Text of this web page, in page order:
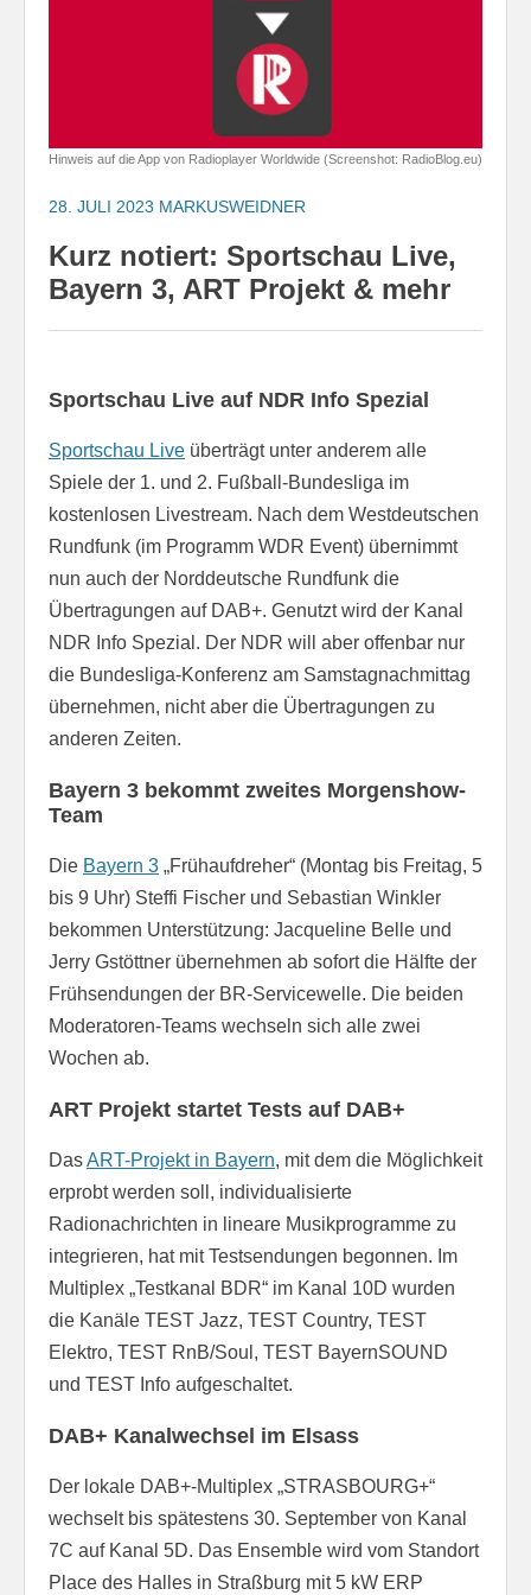
Hinweis auf die App von Radioplayer Worldwide (Screenshot: RadioBlog.eu)
28. JULI 2023 MARKUSWEIDNER
Kurz notiert: Sportschau Live,
Bayern 3, ART Projekt & mehr
Sportschau Live auf NDR Info Spezial
Sportschau Live überträgt unter anderem alle
Spiele der 1. und 2. Fußball-Bundesliga im
kostenlosen Livestream. Nach dem Westdeutschen
Rundfunk (im Programm WDR Event) übernimmt
nun auch der Norddeutsche Rundfunk die
Übertragungen auf DAB+. Genutzt wird der Kanal
NDR Info Spezial. Der NDR will aber offenbar nur
die Bundesliga-Konferenz am Samstagnachmittag
übernehmen, nicht aber die Übertragungen zu
anderen Zeiten.
Bayern 3 bekommt zweites Morgenshow-
Team
Die Bayern 3 „Frühaufdreher“ (Montag bis Freitag, 5
bis 9 Uhr) Steffi Fischer und Sebastian Winkler
bekommen Unterstützung: Jacqueline Belle und
Jerry Gstöttner übernehmen ab sofort die Hälfte der
Frühsendungen der BR-Servicewelle. Die beiden
Moderatoren-Teams wechseln sich alle zwei
Wochen ab.
ART Projekt startet Tests auf DAB+
DasART-Projekt in Bayern, mit dem die Möglichkeit
erprobt werden soll, individualisierte
Radionachrichten in lineare Musikprogramme zu
integrieren, hat mit Testsendungen begonnen. Im
Multiplex „Testkanal BDR“ im Kanal 10D wurden
die Kanäle TEST Jazz, TEST Country, TEST
Elektro, TEST RnB/Soul, TEST BayernSOUND
und TEST Info aufgeschaltet.
DAB+ Kanalwechsel im Elsass
Der lokale DAB+-Multiplex „STRASBOURG+“
wechselt bis spätestens 30. September von Kanal
7C auf Kanal 5D. Das Ensemble wird vom Standort
Place des Halles in Straßburg mit 5 kW ERP